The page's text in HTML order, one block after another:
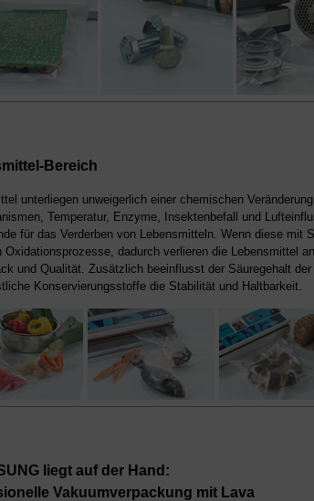
Bereich
unterliegen unweigerlich einer chemischen
Temperatur, Enzyme, Insektenbefall und
für das Verderben von Lebensmitteln. Wenn diese mit
Oxidationsprozesse, dadurch verlieren die Lebensmittel
und Qualität. Zusätzlich beeinflusst der Säuregehalt
Konservierungsstoffe die Stabilität und Haltbarkeit.
liegt auf der Hand:
Vakuumverpackung mit Lava